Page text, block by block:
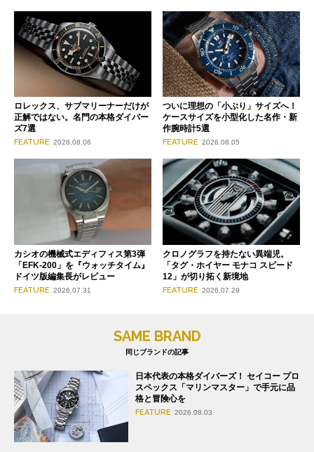
ロレックス、サブマリーナーだけが
正解ではない。名門の本格ダイバー
ズ7選
FEATURE 2026.08.06
ついに理想の「小ぶり」サイズへ！
ケースサイズを小型化した名作・新
作腕時計5選
FEATURE 2026.08.05
カシオの機械式エディフィス第3弾
「EFK-200」を『ウォッチタイム』
ドイツ版編集長がレビュー
FEATURE 2026.07.31
クロノグラフを持たない異端児。
「タグ・ホイヤー モナコ スピード
12」が切り拓く新境地
FEATURE 2026.07.29
SAME BRAND
同じブランドの記事
日本代表の本格ダイバーズ！ セイコー プロ
スペックス「マリンマスター」で手元に品
格と冒険心を
FEATURE 2026.08.03